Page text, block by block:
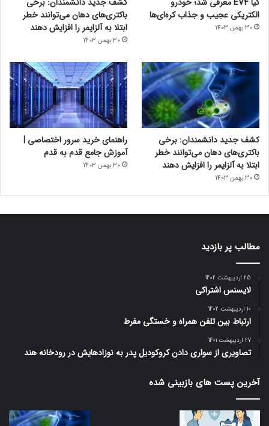
الکتریکی عجیب و جذاب کره‌ای‌ها
30 بهمن 1403
باکتری‌های دهان می‌توانند خطر
ابتلا به آلزایمر را افزایش دهند
30 بهمن 1403
کشف جدید دانشمندان: برخی
باکتری‌های دهان می‌توانند خطر
ابتلا به آلزایمر را افزایش دهند
30 بهمن 1403
راهنمای خرید سرور اختصاصی |
آموزش جامع قدم به قدم
30 بهمن 1403
مطالب پر بازدید
25 اردیبهشت 1402
لایسنس اشتراکی
10 اردیبهشت 1402
ارتباط بین تلفن همراه و خستگی مفرط
27 اردیبهشت 1401
تصاویری از سواری دادن کروکودیل پدر به نوزادهایش در رودخانه هند
آخرین پست های بازبینی شده